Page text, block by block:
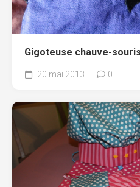
Gigoteuse chauve-
20 mai 2013 0